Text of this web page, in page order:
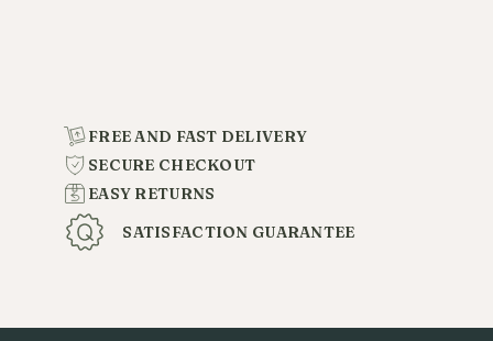
FREE AND FAST DELIVERY
SECURE CHECKOUT
EASY RETURNS
SATISFACTION GUARANTEE